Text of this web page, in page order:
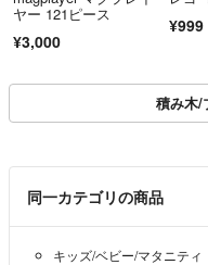
ヤー 121ピース
¥3,000
¥999
積み木/
同一カテゴリの商品
キッズ/ベビー/マタニティ